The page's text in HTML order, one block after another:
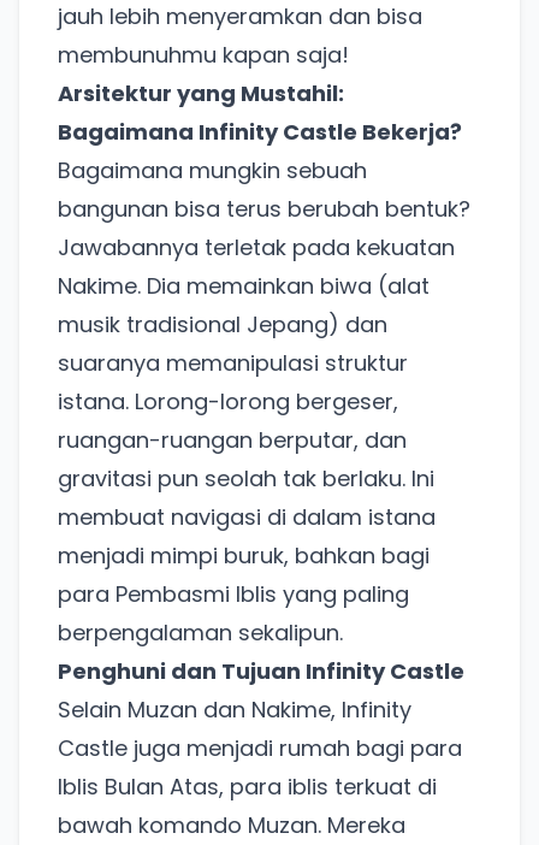
jauh lebih menyeramkan dan bisa
membunuhmu kapan saja!
Arsitektur yang Mustahil:
Bagaimana Infinity Castle Bekerja?
Bagaimana mungkin sebuah
bangunan bisa terus berubah bentuk?
Jawabannya terletak pada kekuatan
Nakime. Dia memainkan biwa (alat
musik tradisional Jepang) dan
suaranya memanipulasi struktur
istana. Lorong-lorong bergeser,
ruangan-ruangan berputar, dan
gravitasi pun seolah tak berlaku. Ini
membuat navigasi di dalam istana
menjadi mimpi buruk, bahkan bagi
para Pembasmi Iblis yang paling
berpengalaman sekalipun.
Penghuni dan Tujuan Infinity Castle
Selain Muzan dan Nakime, Infinity
Castle juga menjadi rumah bagi para
Iblis Bulan Atas, para iblis terkuat di
bawah komando Muzan. Mereka